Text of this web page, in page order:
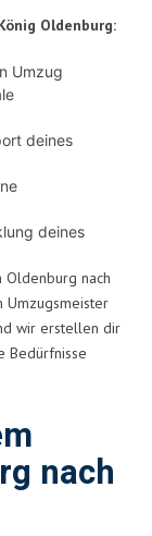
Oldenburg:
Umzug
deines
deines
nach
Umzugsmeister
wir erstellen dir
Bedürfnisse
nach